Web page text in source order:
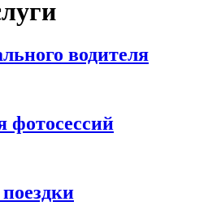
водителя
фотосессий